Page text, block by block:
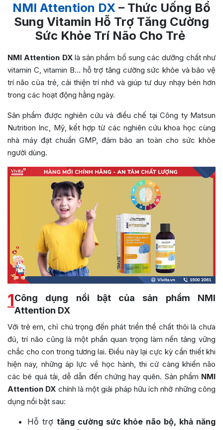
NMI Attention DX – Thức Uống Bổ
Sung Vitamin Hỗ Trợ Tăng Cường
Sức Khỏe Trí Não Cho Trẻ
NMIAttention DXlà sản phẩm bổ sung các dưỡng chất như
vitamin C, vitamin B… hỗ trợ tăng cường sức khỏe và bảo vệ
trí não của trẻ, cải thiện trí nhớ và giúp tư duy nhạy bén hơn
trong các hoạt động hằng ngày.
Sản phẩm được nghiên cứu và điều chế tại Công ty Matsun
Nutrition Inc, Mỹ, kết hợp từ các nghiên cứu khoa học cùng
nhà máy đạt chuẩn GMP, đảm bảo an toàn cho sức khỏe
người dùng.
1Công dụng nổi bật của sản phẩm NMI
Attention DX
Với trẻ em, chỉ chú trọng đến phát triển thể chất thôi là chưa
đủ, trí não cũng là một phần quan trọng làm nền tảng vững
chắc cho con trong tương lai. Điều này lại cực kỳ cần thiết khi
hiện nay, những áp lực về học hành, thi cử càng khiến não
các bé quá tải, dễ dẫn đến chứng hay quên. Sản phẩm NMI
Attention DX chính là một giải pháp hữu ích nhờ những công
dụng nổi bật sau:
Hỗ trợ tăng cường sức khỏe não bộ, khả năng